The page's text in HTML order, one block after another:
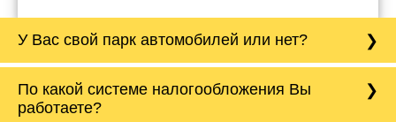
У Вас свой парк автомобилей или нет?
насчитывает более 50 автомобилей
различного тоннажа - от 0,5 тонн до 20 тонн.
По какой системе налогообложения Вы
работаете?